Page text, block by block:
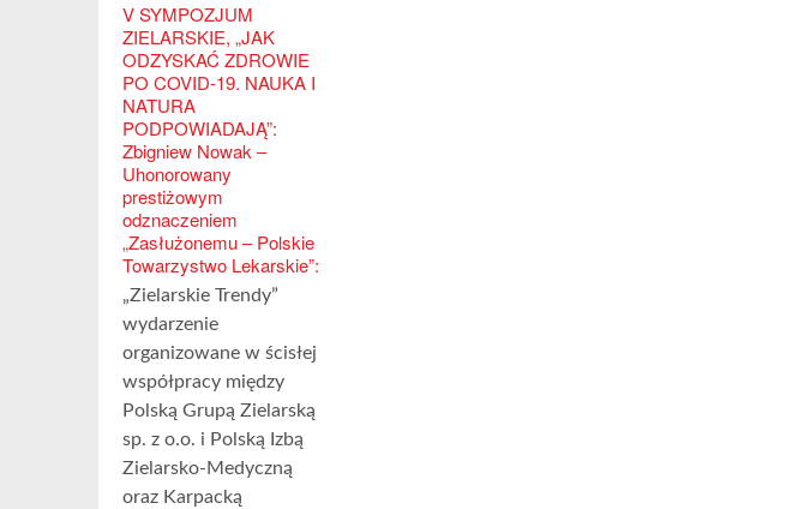
V SYMPOZJUM
ZIELARSKIE, „JAK
ODZYSKAĆ ZDROWIE
PO COVID-19. NAUKA I
NATURA
PODPOWIADAJĄ”:
Zbigniew Nowak –
Uhonorowany
prestiżowym
odznaczeniem
„Zasłużonemu – Polskie
Towarzystwo Lekarskie”:
„Zielarskie Trendy”
wydarzenie
organizowane w ścisłej
współpracy między
Polską Grupą Zielarską
sp. z o.o. i Polską Izbą
Zielarsko-Medyczną
oraz Karpacką